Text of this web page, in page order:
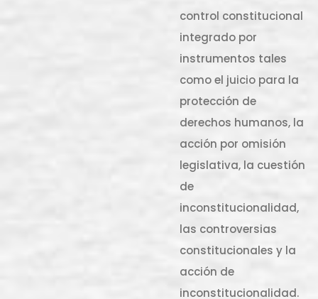
control constitucional
integrado por
instrumentos tales
como el juicio para la
protección de
derechos humanos, la
acción por omisión
legislativa, la cuestión
de
inconstitucionalidad,
las controversias
constitucionales y la
acción de
inconstitucionalidad.